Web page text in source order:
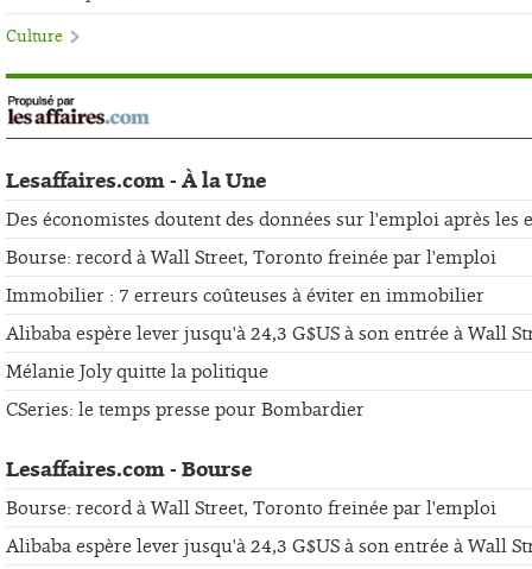
Culture
Lesaffaires.com - À la Une
Des économistes doutent des données sur l'emploi après
Bourse: record à Wall Street, Toronto freinée par l'emploi
Immobilier : 7 erreurs coûteuses à éviter en immobilier
Alibaba espère lever jusqu'à 24,3 G$US à son entrée à Wall
Mélanie Joly quitte la politique
CSeries: le temps presse pour Bombardier
Lesaffaires.com - Bourse
Bourse: record à Wall Street, Toronto freinée par l'emploi
Alibaba espère lever jusqu'à 24,3 G$US à son entrée à Wall